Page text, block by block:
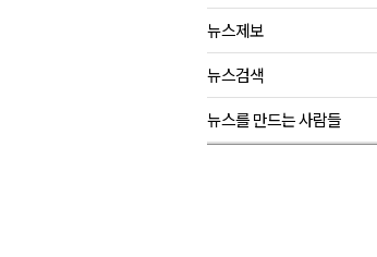
뉴스제보
뉴스검색
뉴스를 만드는 사람들